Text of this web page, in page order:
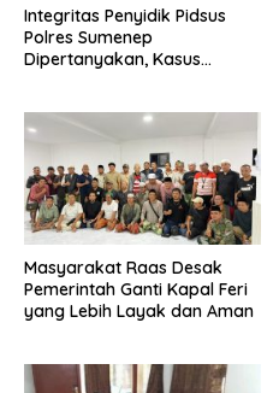
Integritas Penyidik Pidsus
Polres Sumenep
Dipertanyakan, Kasus
Kepastian
Masyarakat Raas Desak
Pemerintah Ganti Kapal Feri
yang Lebih Layak dan Aman